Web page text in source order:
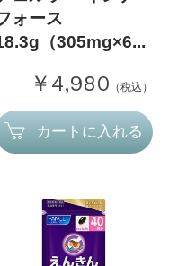
ォース
（305mg×6...
￥4,980 （税込）
カートに入れる